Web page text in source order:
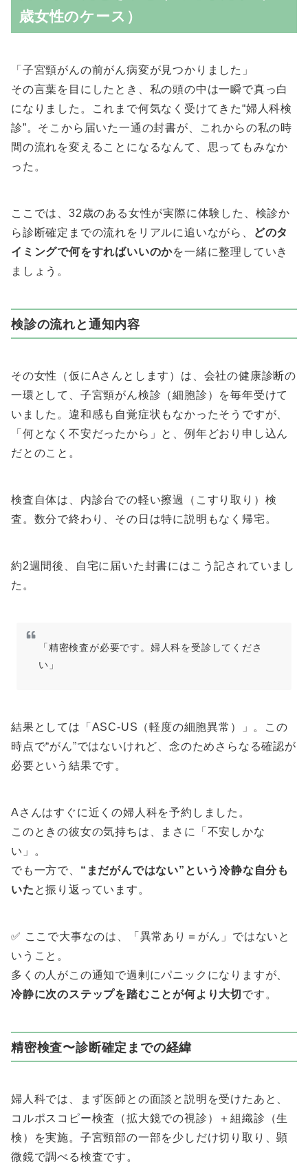
歳女性のケース）
「子宮頸がんの前がん病変が見つかりました」
その言葉を目にしたとき、私の頭の中は一瞬で真っ白
になりました。これまで何気なく受けてきた“婦人科検
診”。そこから届いた一通の封書が、これからの私の時
間の流れを変えることになるなんて、思ってもみなか
った。
ここでは、32歳のある女性が実際に体験した、検診か
ら診断確定までの流れをリアルに追いながら、
どのタ
イミングで何をすればいいのかを一緒に整理していき
ましょう。
検診の流れと通知内容
その女性（仮にAさんとします）は、会社の健康診断の
一環として、子宮頸がん検診（細胞診）を毎年受けて
いました。違和感も自覚症状もなかったそうですが、
「何となく不安だったから」と、例年どおり申し込ん
だとのこと。
検査自体は、内診台での軽い擦過（こすり取り）検
査。数分で終わり、その日は特に説明もなく帰宅。
約2週間後、自宅に届いた封書にはこう記されていまし
た。
「精密検査が必要です。婦人科を受診してくださ
い」
結果としては「ASC-US（軽度の細胞異常）」。この
時点で“がん”ではないけれど、念のためさらなる確認が
必要という結果です。
Aさんはすぐに近くの婦人科を予約しました。
このときの彼女の気持ちは、まさに「不安しかな
い」。
でも一方で、 “まだがんではない”という冷静な自分も
いた と振り返っています。
✅ ここで大事なのは、「異常あり＝がん」ではないと
いうこと。
多くの人がこの通知で過剰にパニックになりますが、
冷静に次のステップを踏むことが何より大切 です。
精密検査〜診断確定までの経緯
婦人科では、まず医師との面談と説明を受けたあと、
コルポスコピー検査（拡大鏡での視診）＋組織診（生
検）を実施。子宮頸部の一部を少しだけ切り取り、顕
微鏡で調べる検査です。